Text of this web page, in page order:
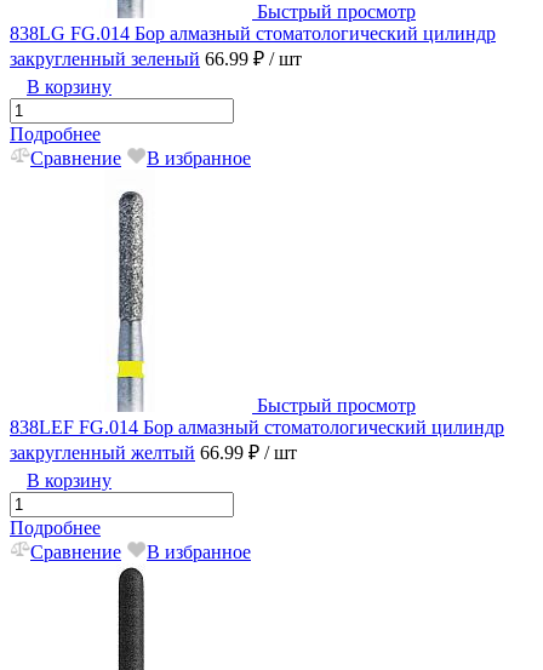
Быстрый просмотр
838LG FG.014 Бор алмазный стоматологический цилиндр
закругленный зеленый 66.99 ₽ / шт
В корзину
Подробнее
Сравнение
В избранное
Быстрый просмотр
838LEF FG.014 Бор алмазный стоматологический цилиндр
закругленный желтый 66.99 ₽ / шт
В корзину
Подробнее
Сравнение
В избранное